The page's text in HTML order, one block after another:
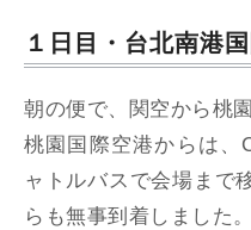
１日目・台北南港
朝の便で、関空から桃
桃園国際空港からは、
ャトルバスで会場まで
らも無事到着しました。